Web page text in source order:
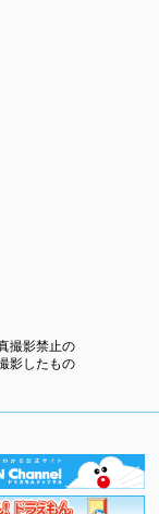
撮影禁止の
影したもの